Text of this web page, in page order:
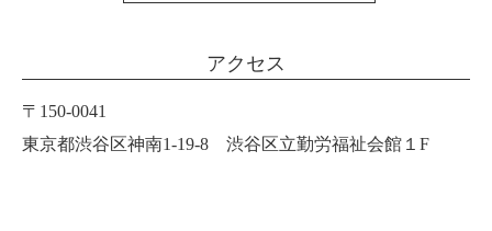
アクセス
〒150-0041
東京都渋谷区神南1-19-8 渋谷区立勤労福祉会館１F